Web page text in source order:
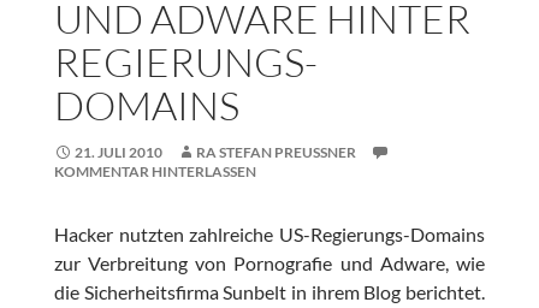
UND ADWARE HINTER
REGIERUNGS-
DOMAINS
21. JULI 2010
RA STEFAN PREUSSNER
KOMMENTAR HINTERLASSEN
Hacker nutzten zahlreiche US-Regierungs-Domains
zur Verbreitung von Pornografie und Adware, wie
die Sicherheitsfirma Sunbelt in ihrem Blog berichtet.